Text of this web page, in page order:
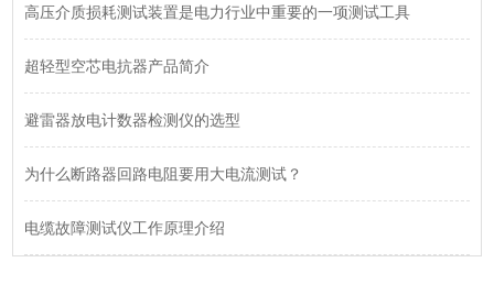
高压介质损耗测试装置是电力行业中重要的一项测试工具
超轻型空芯电抗器产品简介
避雷器放电计数器检测仪的选型
为什么断路器回路电阻要用大电流测试？
电缆故障测试仪工作原理介绍